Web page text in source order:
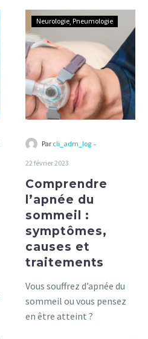
Comprendre
sommeil
:
symptômes,
causes
et
Neurologie Pneumologie
Par cli_adm_log -
22 février 2023
Comprendre
l’apnée du
sommeil :
symptômes,
causes et
traitements
Vous souffrez d’apnée du
sommeil ou vous pensez
en être atteint ?